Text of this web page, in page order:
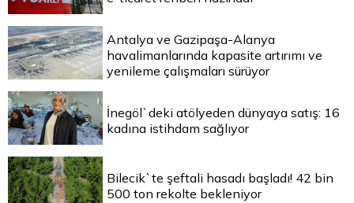
Antalya ve Gazipaşa-Alanya
havalimanlarında kapasite artırımı ve
yenileme çalışmaları sürüyor
İnegöl`deki atölyeden dünyaya satış: 16
kadına istihdam sağlıyor
Bilecik`te şeftali hasadı başladı! 42 bin
500 ton rekolte bekleniyor